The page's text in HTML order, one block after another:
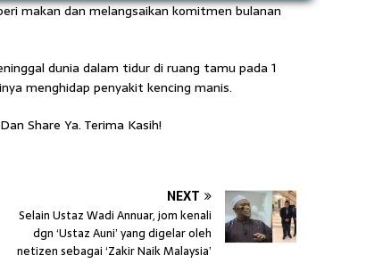
makan dan melangsaikan komitmen bulanan
dunia dalam tidur di ruang tamu pada 1
menghidap penyakit kencing manis.
Share Ya. Terima Kasih!
NEXT
Selain Ustaz Wadi Annuar, jom kenali
dgn ‘Ustaz Auni’ yang digelar oleh
netizen sebagai ‘Zakir Naik Malaysia’